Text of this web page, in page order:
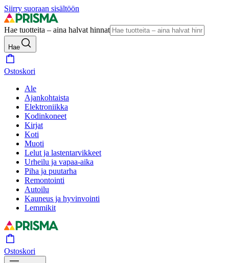
Siirry suoraan sisältöön
Hae tuotteita – aina halvat hinnat
Hae
Ostoskori
Ale
Ajankohtaista
Elektroniikka
Kodinkoneet
Kirjat
Koti
Muoti
Lelut ja lastentarvikkeet
Urheilu ja vapaa-aika
Piha ja puutarha
Remontointi
Autoilu
Kauneus ja hyvinvointi
Lemmikit
Ostoskori